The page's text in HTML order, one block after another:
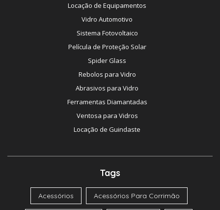
Locação de Equipamentos
Vidro Automotivo
Sistema Fotovoltaico
Película de Proteção Solar
Spider Glass
Rebolos para Vidro
Abrasivos para Vidro
Ferramentas Diamantadas
Ventosa para Vidros
Locação de Guindaste
Tags
Acessórios Acessórios Para Corrimão